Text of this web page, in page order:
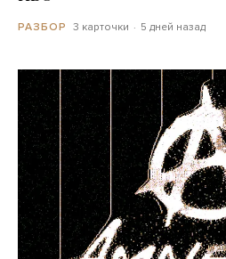
РАЗБОР 3 карточки 5 дней назад